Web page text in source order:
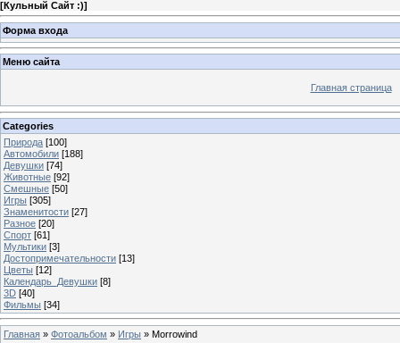
[Кульный Сайт :)]
Форма входа
Меню сайта
Главная страница
Categories
Природа [100]
Автомобили [188]
Девушки [74]
Животные [92]
Смешные [50]
Игры [305]
Знаменитости [27]
Разное [20]
Спорт [61]
Мультики [3]
Достопримечательности [13]
Цветы [12]
Календарь_Девушки [8]
3D [40]
Фильмы [34]
Главная » Фотоальбом » Игры » Morrowind